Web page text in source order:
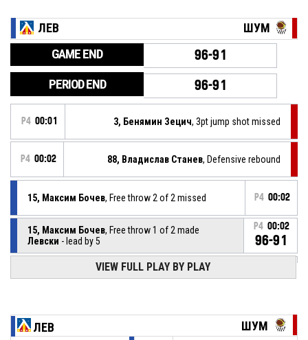
ЛЕВ ШУМ
GAME END 96-91
PERIOD END 96-91
P4 00:01 3, Бенямин Зецич, 3pt jump shot missed
P4 00:02 88, Владислав Станев, Defensive rebound
15, Максим Бочев, Free throw 2 of 2 missed P4 00:02
15, Максим Бочев, Free throw 1 of 2 made
Левски - lead by 5
P4 00:02
96-91
15, Максим Бочев, Foul on
3, Бенямин Зецич, Personal foul
VIEW FULL PLAY BY PLAY
ЛЕВ ШУМ